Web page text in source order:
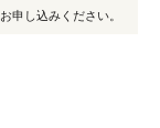
申し込みください。